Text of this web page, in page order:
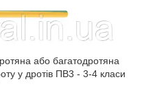
або багатодротяна
у дротів ПВ3 - 3-4 класи